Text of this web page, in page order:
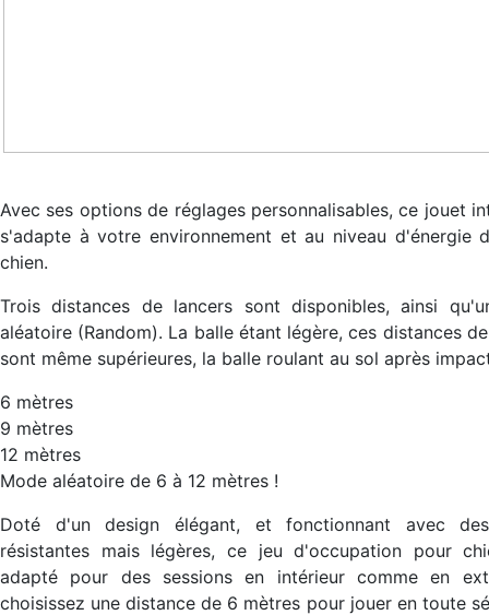
Avec ses options de réglages personnalisables, ce jouet
s'adapte à votre environnement et au niveau d'énergie
chien.
Trois distances de lancers sont disponibles, ainsi
aléatoire (Random). La balle étant légère, ces distances
sont même supérieures, la balle roulant au sol après
6 mètres
9 mètres
12 mètres
Mode aléatoire de 6 à 12 mètres !
Doté d'un design élégant, et fonctionnant avec
résistantes mais légères, ce jeu d'occupation pour
adapté pour des sessions en intérieur comme en
choisissez une distance de 6 mètres pour jouer en toute